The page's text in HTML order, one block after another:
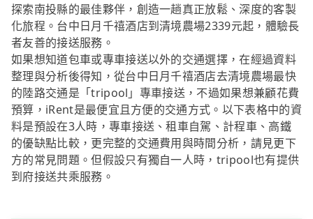
探索南投縣的最佳夥伴，創造一趟真正放鬆、深度的客製
化旅程。台中日月千禧酒店到清境農場2339元起，體驗長
者友善的接送服務。
如果想知道包車或專車接送以外的交通選擇，在經過資料
整理與分析後得知，從台中日月千禧酒店去清境農場最快
的陸路交通是「tripool」專車接送，不過如果想兼顧花費
預算，iRent是最便宜且方便的交通方式。以下表格中的資
料是預設在3人時，專車接送、租車自駕、計程車、高鐵
的優缺點比較，更完整的交通費用與時間分析，請見更下
方的常見問題。但假設只有獨自一人時，tripool也有提供
到府接送共乘服務。